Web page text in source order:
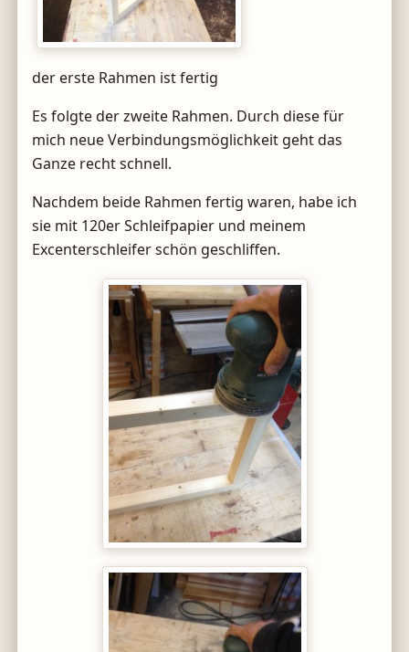
der erste Rahmen ist fertig
Es folgte der zweite Rahmen. Durch diese für
mich neue Verbindungsmöglichkeit geht das
Ganze recht schnell.
Nachdem beide Rahmen fertig waren, habe ich
sie mit 120er Schleifpapier und meinem
Excenterschleifer schön geschliffen.